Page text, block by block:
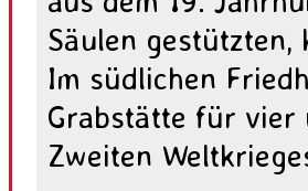
Säulen gestützten,
Im südlichen
Grabstätte für vier
Zweiten